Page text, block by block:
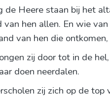
de Heere staan bij het
van hen allen. En wie
van hen die
zij door tot in de
doen neerdalen.
zij zich op de top